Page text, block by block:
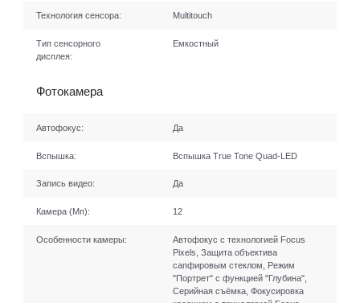
Технология сенсора: Multitouch
Тип сенсорного
дисплея:
Емкостный
Фотокамера
Автофокус: Да
Вспышка: Вспышка True Tone Quad-LED
Запись видео: Да
Камера (Мп): 12
Особенности камеры:
Автофокус с технологией Focus
Pixels, Защита объектива
сапфировым стеклом, Режим
"Портрет" с функцией "Глубина",
Серийная съëмка, Фокусировка